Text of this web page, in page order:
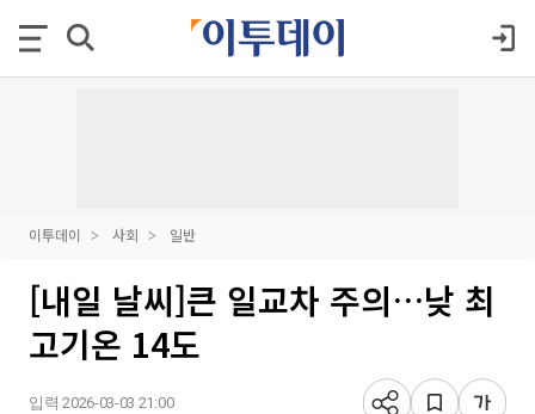
이투데이 사회 일반
[내일 날씨]큰 일교차 주의…낮 최
고기온 14도
입력 2026-03-03 21:00